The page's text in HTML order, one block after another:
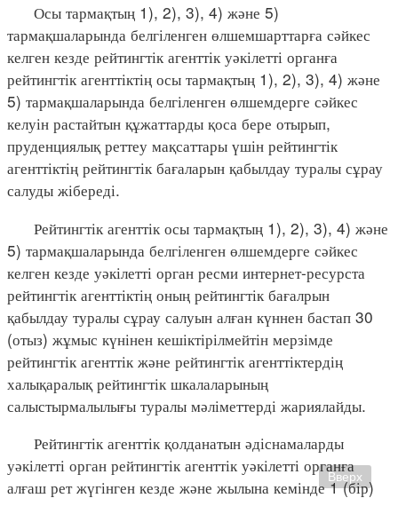
Осы тармақтың 1), 2), 3), 4) және 5)
тармақшаларында белгіленген өлшемшарттарға сәйкес
келген кезде рейтингтік агенттік уәкілетті органға
рейтингтік агенттіктің осы тармақтың 1), 2), 3), 4) және
5) тармақшаларында белгіленген өлшемдерге сәйкес
келуін растайтын құжаттарды қоса бере отырып,
пруденциялық реттеу мақсаттары үшін рейтингтік
агенттіктің рейтингтік бағаларын қабылдау туралы сұрау
салуды жібереді.
Рейтингтік агенттік осы тармақтың 1), 2), 3), 4) және
5) тармақшаларында белгіленген өлшемдерге сәйкес
келген кезде уәкілетті орган ресми интернет-ресурста
рейтингтік агенттіктің оның рейтингтік бағалрын
қабылдау туралы сұрау салуын алған күннен бастап 30
(отыз) жұмыс күнінен кешіктірілмейтін мерзімде
рейтингтік агенттік және рейтингтік агенттіктердің
халықаралық рейтингтік шкалаларының
салыстырмалылығы туралы мәліметтерді жариялайды.
Рейтингтік агенттік қолданатын әдіснамаларды
уәкілетті орган рейтингтік агенттік уәкілетті органға
алғаш рет жүгінген кезде және жылына кемінде 1 (бір)
Вверх